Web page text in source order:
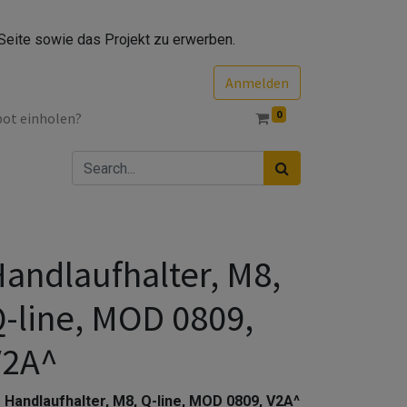
sowie das Projekt zu erwerben.
Anmelden
einholen? 0
M8,
line, MOD 0809,
Handlaufhalter, M8, Q-line, MOD 0809, V2A^